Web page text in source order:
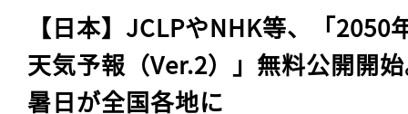
【日本】JCLPやNHK等、「2050
天気予報（Ver.2）」無料公開開
暑日が全国各地に